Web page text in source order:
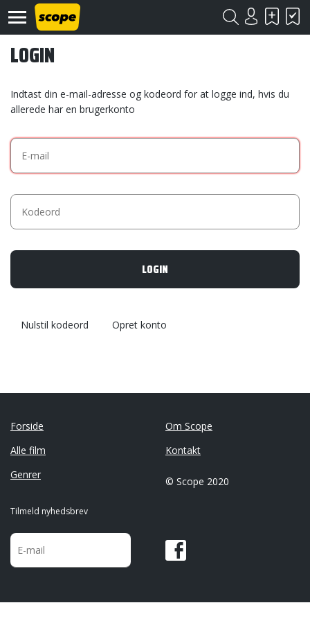
Kontakt
©
2020
LOGIN
Indtast din e-mail-adresse og kodeord for at logge ind, hvis du
allerede har en brugerkonto
Nulstil kodeord Opret konto
Forside
Alle film
Genrer
Om Scope
Kontakt
© Scope 2020
Tilmeld nyhedsbrev